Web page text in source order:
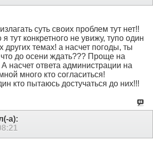
суть своих проблем тут нет!!
тут конкретного не увижу, тупо один
других темах! а насчет погоды, ты
до осени ждать??? Проще на
насчет ответа администрации на
много кто согласиться!
кто пытаюсь достучаться до них!!!
а):